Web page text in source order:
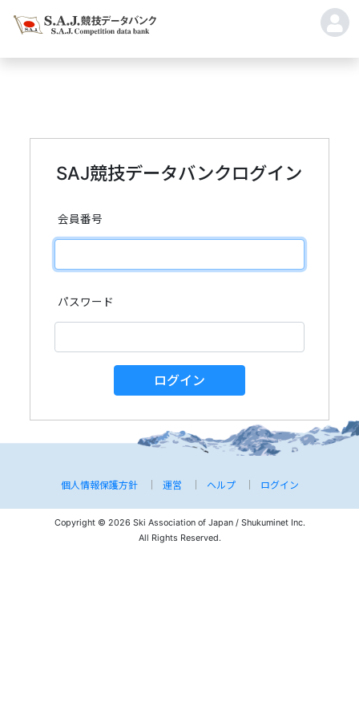
SAJ競技データバンクログイン
会員番号
パスワード
ログイン
個人情報保護方針 運営 ヘルプ ログイン
Copyright © 2026 Ski Association of Japan / Shukuminet Inc.
All Rights Reserved.